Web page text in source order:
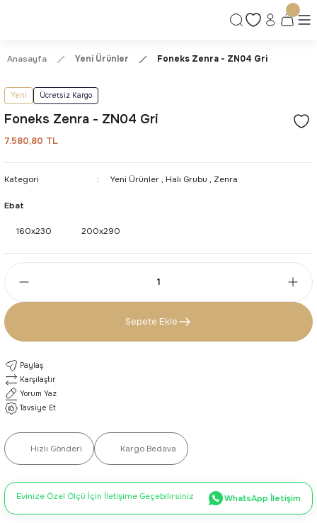
Güvenli Alışveriş Deneyimi
Anasayfa Yeni Ürünler Foneks Zenra - ZN04 Gri
Yeni Ücretsiz Kargo
Foneks Zenra - ZN04 Gri
7.580,80 TL
Kategori Yeni Ürünler , Halı Grubu , Zenra
Ebat
160x230 200x290
Sepete Ekle
Paylaş
Karşılaştır
Yorum Yaz
Tavsiye Et
Hızlı Gönderi Kargo Bedava
Evinize Özel Ölçü İçin İletişime Geçebilirsiniz WhatsApp İletişim